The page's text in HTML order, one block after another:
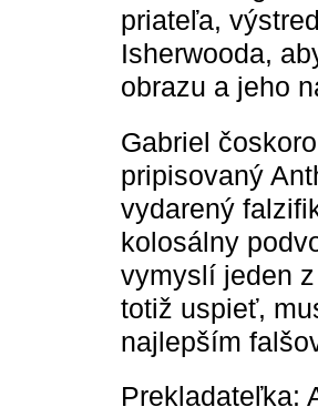
priateľa,
Isherwooda,
obrazu a jeho
Gabriel
pripisovaný
vydarený
kolosálny
vymyslí jeden
totiž uspieť,
najlepším
Prekladateľka: